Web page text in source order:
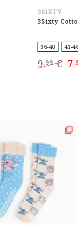
3SIXTY
3Sixty
36-40 41-
9,99 € 7